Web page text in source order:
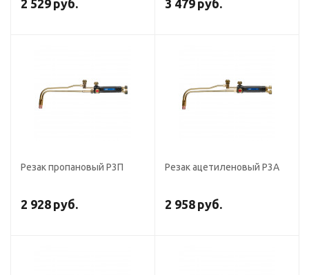
2 529 руб. 3 479 руб.
Резак пропановый Р3П
2 928 руб.
Резак ацетиленовый Р3А
2 958 руб.